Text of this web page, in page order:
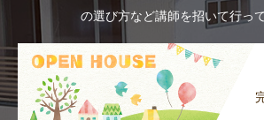
の選び方など講師を招いて行っ